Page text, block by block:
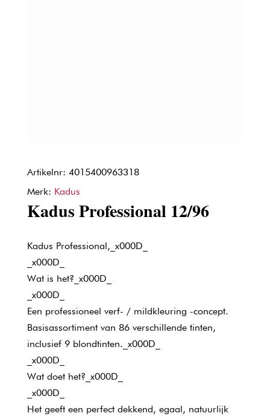
Artikelnr: 4015400963318
Merk: Kadus
Kadus Professional 12/96
Kadus Professional,_x000D_
_x000D_
Wat is het?_x000D_
_x000D_
Een professioneel verf- / mildkleuring -concept.
Basisassortiment van 86 verschillende tinten,
inclusief 9 blondtinten._x000D_
_x000D_
Wat doet het?_x000D_
_x000D_
Het geeft een perfect dekkend, egaal, natuurlijk